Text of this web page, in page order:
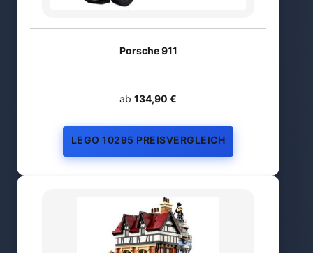
Porsche 911
ab 134,90 €
LEGO 10295 PREISVERGLEICH